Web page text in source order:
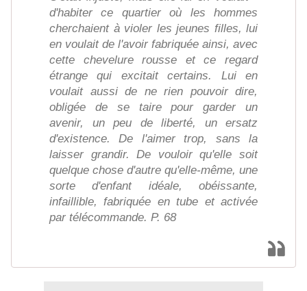
d'habiter ce quartier où les hommes
cherchaient à violer les jeunes filles, lui
en voulait de l'avoir fabriquée ainsi, avec
cette chevelure rousse et ce regard
étrange qui excitait certains. Lui en
voulait aussi de ne rien pouvoir dire,
obligée de se taire pour garder un
avenir, un peu de liberté, un ersatz
d'existence. De l'aimer trop, sans la
laisser grandir. De vouloir qu'elle soit
quelque chose d'autre qu'elle-même, une
sorte d'enfant idéale, obéissante,
infaillible, fabriquée en tube et activée
par télécommande. P. 68